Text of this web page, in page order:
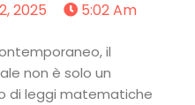
2025 5:02 Am
il
non è solo un
di leggi matematiche